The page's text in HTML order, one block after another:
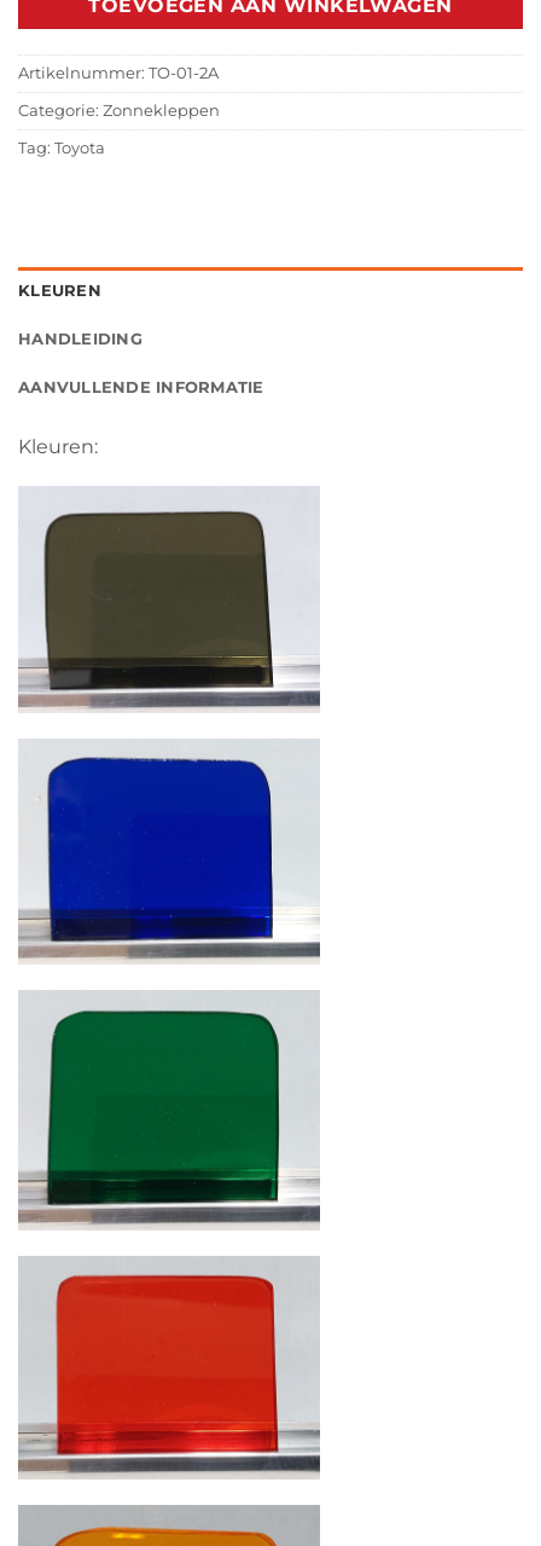
TOEVOEGEN AAN WINKELWAGEN
Artikelnummer: TO-01-2A
Categorie: Zonnekleppen
Tag: Toyota
KLEUREN
HANDLEIDING
AANVULLENDE INFORMATIE
Kleuren: